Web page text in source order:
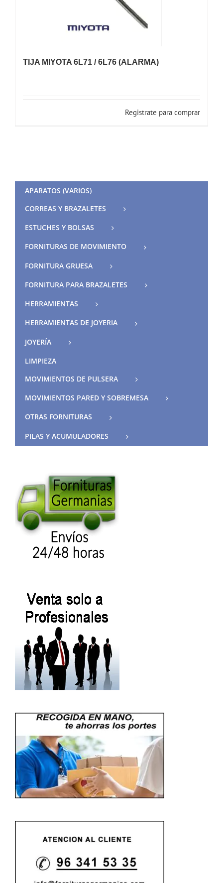
TIJA MIYOTA 6L71 / 6L76 (ALARMA)
Registrate para comprar
APARATOS (VARIOS)
CORREAS Y BRAZALETES
ESTUCHES Y BOLSAS
FORNITURAS DE MOVIMIENTO
FORNITURA GRUESA
FORNITURA PARA BRAZALETES
HERRAMIENTAS
HERRAMIENTAS DE JOYERIA
JOYERÍA
LIMPIEZA
MOVIMIENTOS DE PULSERA
MOVIMIENTOS PARED Y SOBREMESA
OTRAS FORNITURAS
PILAS Y ACUMULADORES